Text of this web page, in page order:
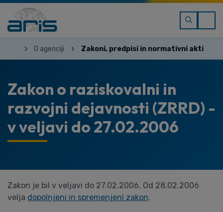
O agenciji Zakoni, predpisi in normativni akti
Zakon o raziskovalni in
razvojni dejavnosti (ZRRD) -
v veljavi do 27.02.2006
Zakon je bil v veljavi do 27.02.2006. Od 28.02.2006
velja dopolnjeni in spremenjeni zakon.